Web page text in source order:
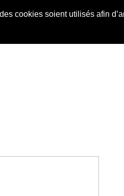
cookies soient utilisés afin